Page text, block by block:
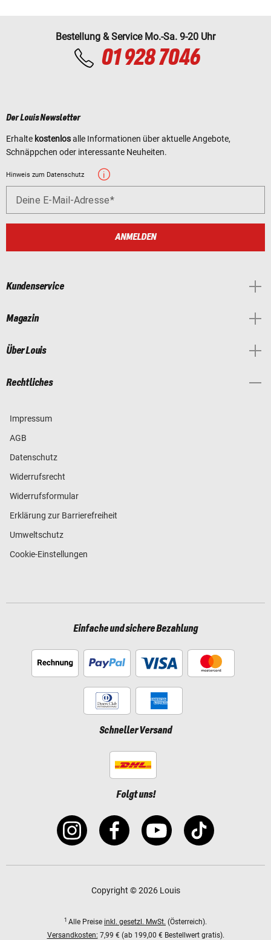
Bestellung & Service Mo.-Sa. 9-20 Uhr
01 928 7046
Der Louis Newsletter
Erhalte kostenlosalle Informationen über aktuelle Angebote,
Schnäppchen oder interessante Neuheiten.
Hinweis zum Datenschutz
Deine E-Mail-Adresse
ANMELDEN
Kundenservice
Magazin
Über Louis
Rechtliches
Impressum
AGB
Datenschutz
Widerrufsrecht
Widerrufsformular
Erklärung zur Barrierefreiheit
Umweltschutz
Cookie-Einstellungen
Einfache und sichere Bezahlung
Schneller Versand
Folgt uns!
Copyright © 2026 Louis
1 Alle Preise inkl. gesetzl. MwSt. (Österreich).
Versandkosten: 7,99 € (ab 199,00 € Bestellwert gratis).